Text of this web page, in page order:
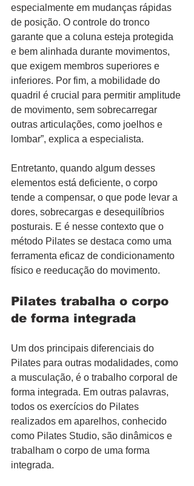
especialmente em mudanças rápidas
de posição. O controle do tronco
garante que a coluna esteja protegida
e bem alinhada durante movimentos,
que exigem membros superiores e
inferiores. Por fim, a mobilidade do
quadril é crucial para permitir amplitude
de movimento, sem sobrecarregar
outras articulações, como joelhos e
lombar”, explica a especialista.
Entretanto, quando algum desses
elementos está deficiente, o corpo
tende a compensar, o que pode levar a
dores, sobrecargas e desequilíbrios
posturais. E é nesse contexto que o
método Pilates se destaca como uma
ferramenta eficaz de condicionamento
físico e reeducação do movimento.
Pilates trabalha o corpo
de forma integrada
Um dos principais diferenciais do
Pilates para outras modalidades, como
a musculação, é o trabalho corporal de
forma integrada. Em outras palavras,
todos os exercícios do Pilates
realizados em aparelhos, conhecido
como Pilates Studio, são dinâmicos e
trabalham o corpo de uma forma
integrada.